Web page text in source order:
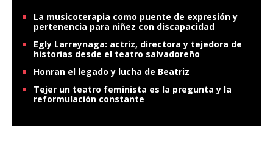
La musicoterapia como puente de expresión y
pertenencia para niñez con discapacidad
Egly Larreynaga: actriz, directora y tejedora de
historias desde el teatro salvadoreño
Honran el legado y lucha de Beatriz
Tejer un teatro feminista es la pregunta y la
reformulación constante